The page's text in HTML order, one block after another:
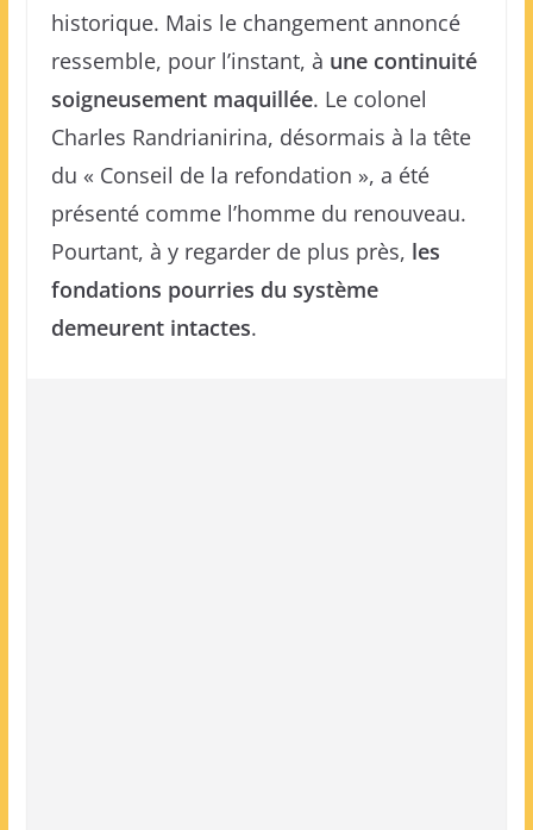
historique. Mais le changement annoncé
ressemble, pour l’instant, à une continuité
soigneusement maquillée. Le colonel
Charles Randrianirina, désormais à la tête
du « Conseil de la refondation », a été
présenté comme l’homme du renouveau.
Pourtant, à y regarder de plus près, les
fondations pourries du système
demeurent intactes.